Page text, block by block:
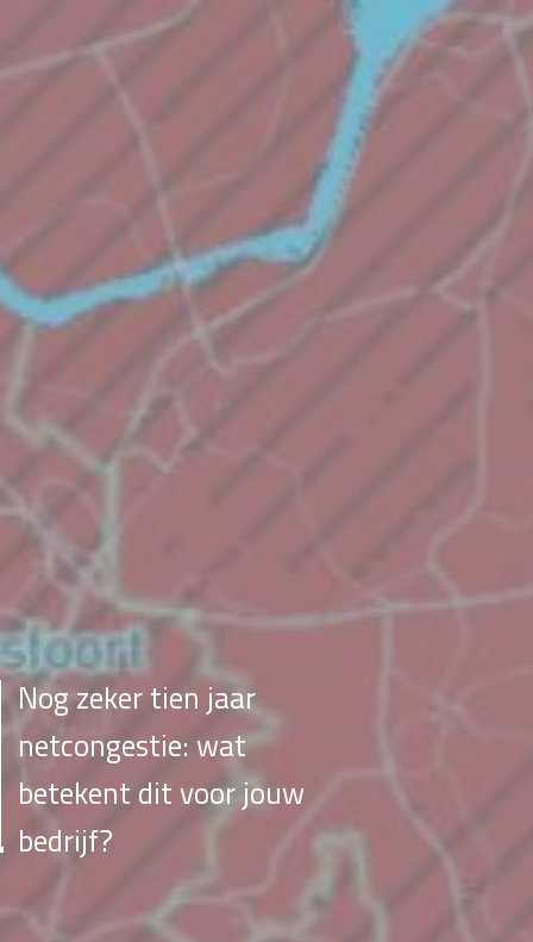
Nog zeker tien jaar
netcongestie: wat
betekent dit voor jouw
bedrijf?